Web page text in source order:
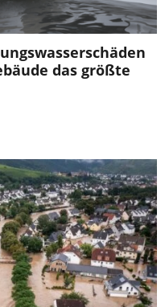
das größte